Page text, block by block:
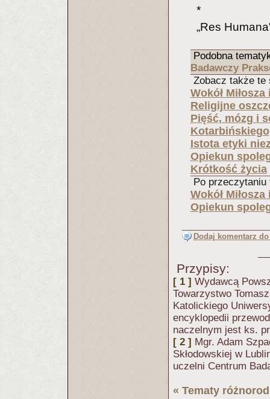
*
„Res
Podobna
Badawczy
Zobacz także te
Wokół
Religijne
Pięść, mózg i
Kotarbińskiego
Istota etyki
Opiekun
Krótkość życia
Po
Wokół
Opiekun
Dodaj komentarz
Przypisy:
[ 1 ] Wydawcą
Towarzystwo
Katolickiego
encyklopedii
naczelnym jest ks.
[ 2 ] Mgr. Adam
Skłodowskiej w
uczelni Centrum
« Tematy